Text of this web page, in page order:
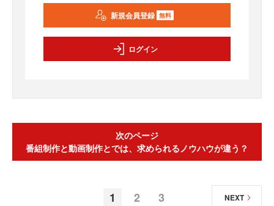
新規会員登録 無料
ログイン
次のページ
番組制作と動画制作とでは、求められるノウハウが違う？
1 2 3 NEXT